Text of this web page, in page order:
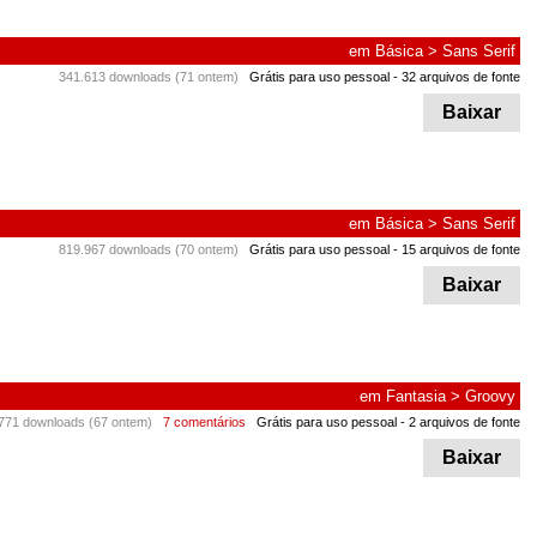
em Básica> Sans Serif
341.613 downloads (71 ontem) Grátis para uso pessoal - 32 arquivos de fonte
Baixar
em Básica> Sans Serif
819.967 downloads (70 ontem) Grátis para uso pessoal - 15 arquivos de fonte
Baixar
em Fantasia> Groovy
downloads (67 ontem) 7 comentários Grátis para uso pessoal - 2 arquivos de fonte
Baixar